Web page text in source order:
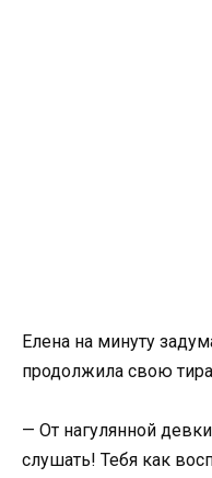
Елена на минуту
продолжила свою
— От нагулянной
слушать! Тебя как